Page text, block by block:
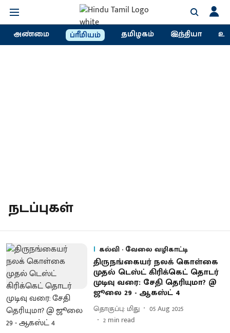
அண்மை ப்ரீமியம் தமிழகம் இந்தியா
நடப்புகள்
கல்வி - வேலை வழிகாட்டி
திருநங்கையர் நலக் கொள்கை
முதல் டெஸ்ட் கிரிக்கெட் தொடர்
முடிவு வரை: சேதி தெரியுமா? @
ஜூலை 29 - ஆகஸ்ட் 4
தொகுப்பு: மிது
05 Aug 2025
2 min read